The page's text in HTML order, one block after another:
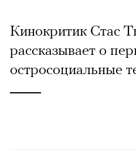
Кинокритик Стас
рассказывает о
остросоциальные